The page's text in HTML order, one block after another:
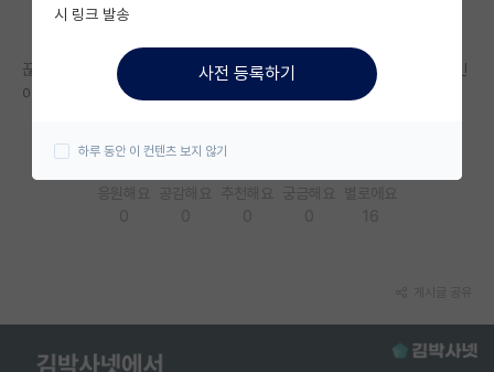
미국 대학원 합격 후기 게시판
대학원생 모집 게시판
연구실(PI) 홍보 게시판
취업 게시판
끊임없이 악플이 달려 글 삭제합니다. .ㅋ 요즘 연구실에 안보이시던데 본인
이 오신거 같네요 ㅋ
시 링크 발송
사전 등록하기
하루 동안 이 컨텐츠 보지 않기